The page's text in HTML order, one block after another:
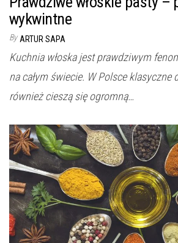
wykwintne
By ARTUR SAPA
Kuchnia włoska jest prawdziwym
na całym świecie. W Polsce klasyczne
również cieszą się ogromną…